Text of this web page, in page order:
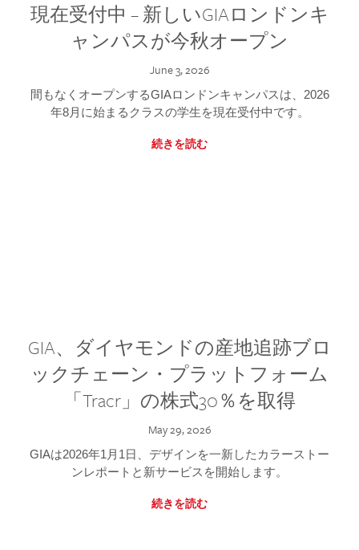
現在受付中 – 新しいGIAロンドンキ
ャンパスが今秋オープン
June 3, 2026
間もなくオープンするGIAロンドンキャンパスは、2026
年8月に始まるクラスの学生を現在受付中です。
続きを読む
GIA、ダイヤモンドの産地追跡ブロ
ックチェーン・プラットフォーム
「Tracr」の株式30％を取得
May 29, 2026
GIAは2026年1月1日、デザインを一新したカラーストー
ンレポートと新サービスを開始します。
続きを読む